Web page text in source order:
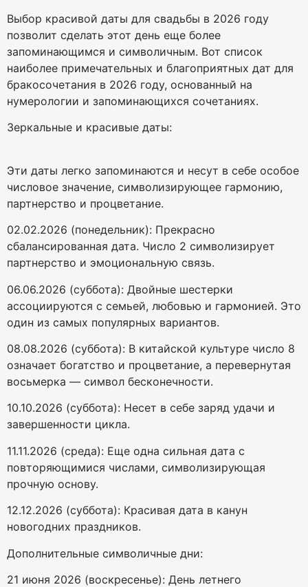
Выбор красивой даты для свадьбы в 2026 году
позволит сделать этот день еще более
запоминающимся и символичным. Вот список
наиболее примечательных и благоприятных дат для
бракосочетания в 2026 году, основанный на
нумерологии и запоминающихся сочетаниях.
Зеркальные и красивые даты:
Эти даты легко запоминаются и несут в себе особое
числовое значение, символизирующее гармонию,
партнерство и процветание.
02.02.2026 (понедельник): Прекрасно
сбалансированная дата. Число 2 символизирует
партнерство и эмоциональную связь.
06.06.2026 (суббота): Двойные шестерки
ассоциируются с семьей, любовью и гармонией. Это
один из самых популярных вариантов.
08.08.2026 (суббота): В китайской культуре число 8
означает богатство и процветание, а перевернутая
восьмерка — символ бесконечности.
10.10.2026 (суббота): Несет в себе заряд удачи и
завершенности цикла.
11.11.2026 (среда): Еще одна сильная дата с
повторяющимися числами, символизирующая
прочную основу.
12.12.2026 (суббота): Красивая дата в канун
новогодних праздников.
Дополнительные символичные дни:
21 июня 2026 (воскресенье): День летнего